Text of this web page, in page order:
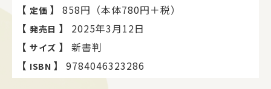
がかかってきて……？
――「これ、駆け落ちだから」
た…！！！
【 定価 】
858円（本体780円＋税）
【 発売日 】
2025年3月12日
【 サイズ 】
新書判
【 ISBN 】 9784046323286